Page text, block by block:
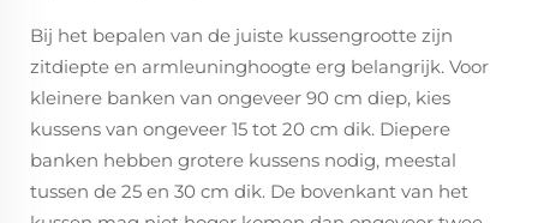
Bij het bepalen van de juiste kussengrootte zijn
zitdiepte en armleuninghoogte erg belangrijk. Voor
kleinere banken van ongeveer 90 cm diep, kies
kussens van ongeveer 15 tot 20 cm dik. Diepere
banken hebben grotere kussens nodig, meestal
tussen de 25 en 30 cm dik. De bovenkant van het